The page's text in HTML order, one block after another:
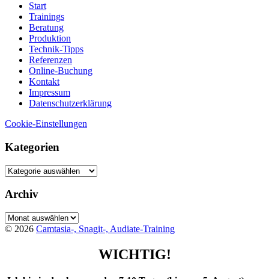
Start
Trainings
Beratung
Produktion
Technik-Tipps
Referenzen
Online-Buchung
Kontakt
Impressum
Datenschutzerklärung
Cookie-Einstellungen
Kategorien
Kategorien
Archiv
Archiv
© 2026 Camtasia-, Snagit-, Audiate-Training
WICHTIG!